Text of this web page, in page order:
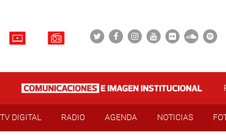
TV DIGITAL RADIO AGENDA NOTICIAS